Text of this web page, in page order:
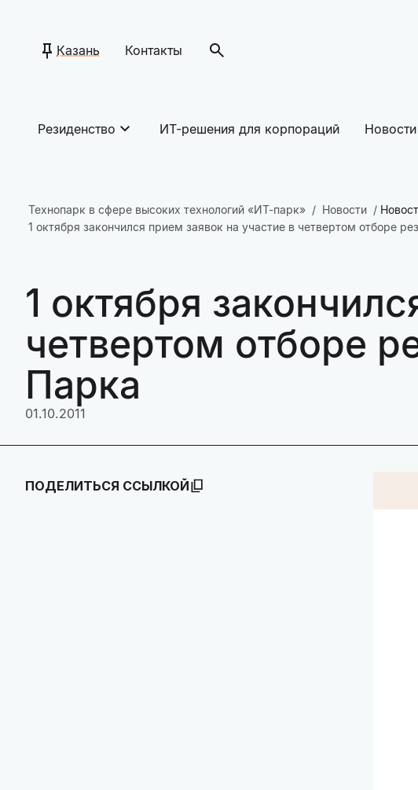
Казань Контакты
Резиденство ИТ-решения для корпораций Новости
Технопарк в сфере высоких технологий «ИТ-парк» Новости
1 октября закончился прием заявок на участие в четвертом отборе
1 октября
четвертом отборе
Парка
01.10.2011
ПОДЕЛИТЬСЯ ССЫЛКОЙ